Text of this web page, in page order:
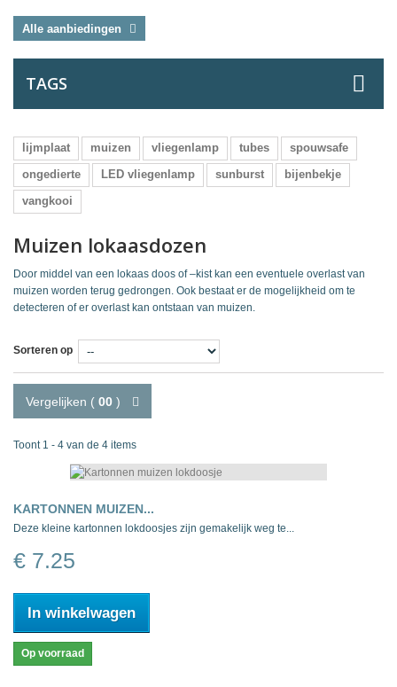
Alle aanbiedingen
TAGS
lijmplaat muizen vliegenlamp tubes
spouwsafe
ongedierte
LED vliegenlamp sunburst
bijenbekje
vangkooi
Muizen lokaasdozen
Door middel van een lokaas doos of –kist kan een eventuele overlast van
muizen worden terug gedrongen. Ook bestaat er de mogelijkheid om te
detecteren of er overlast kan ontstaan van muizen.
Sorteren op
Vergelijken ( 00 )
Toont 1 - 4 van de 4 items
KARTONNEN MUIZEN...
Deze kleine kartonnen lokdoosjes zijn gemakelijk weg te...
€ 7.25
In winkelwagen
Op voorraad